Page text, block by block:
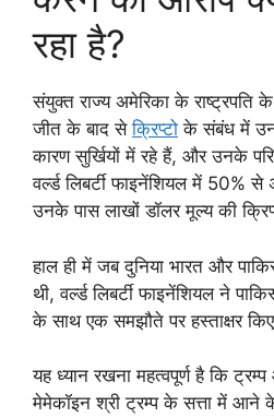
रहा है?
संयुक्त राज्य अमेरिका के राष्ट्रपति
जीत के बाद सेक्रिप्टो के संबंध में
कारण सुर्खियों में रहे हैं, और उनके
वर्ल्ड लिबर्टी फाइनेंशियल में 50%
उनके पास लाखों डॉलर मूल्य की
हाल ही में जब दुनिया भारत और
थी, वर्ल्ड लिबर्टी फाइनेंशियल ने
के साथ एक समझौते पर हस्ताक्षर
यह ध्यान रखना महत्वपूर्ण है कि
मेमेकॉइन श्री ट्रम्प के सत्ता में आने